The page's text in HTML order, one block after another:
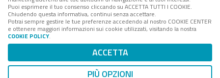
FPA s.r.l. è società soggetta a Direzione e
Coordinamento da parte di Digital360 S.p.A. - FPA s.r.l.
è un'azienda certificata per il sistema di management
Codice Fiscale/Partita IVA n. 10693191008 - R.E.A. Roma
n. 1249791. ISP AWS
Mappa del sito
Puoi esprimere il tuo consenso cliccando su ACCETTA TUTTI I COOKIE.
Chiudendo questa informativa, continui senza accettare.
Potrai sempre gestire le tue preferenze accedendo al nostro COOKIE CENTER
e ottenere maggiori informazioni sui cookie utilizzati, visitando la nostra
COOKIE POLICY.
ACCETTA
PIÙ OPZIONI